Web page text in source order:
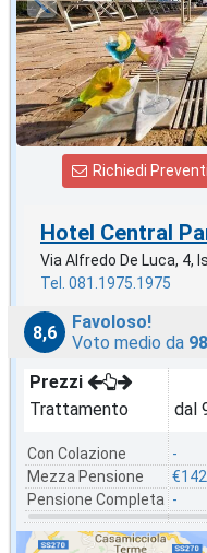
Richiedi
Hotel Central
Via Alfredo De Luca, 4,
Tel. 081.1975.1975
8,6
Favoloso!
Voto medio da 98
Prezzi
Trattamento
Con Colazione
Mezza Pensione
Pensione Completa
dal
-
€142
-